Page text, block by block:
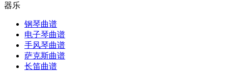
器乐
钢琴曲谱
电子琴曲谱
手风琴曲谱
萨克斯曲谱
长笛曲谱